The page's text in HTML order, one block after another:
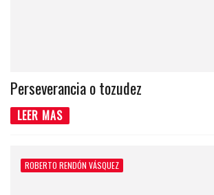
Perseverancia o tozudez
LEER MAS
ROBERTO RENDÓN VÁSQUEZ